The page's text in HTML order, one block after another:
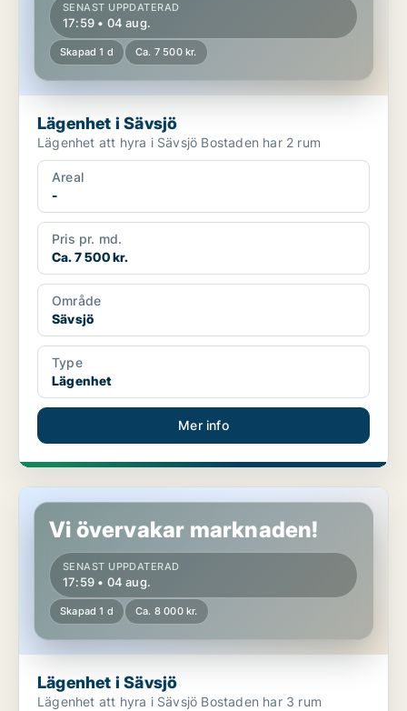
SENAST UPPDATERAD
17:59 • 04 aug.
Skapad 1 d Ca. 7 500 kr.
Lägenhet i Sävsjö
Lägenhet att hyra i Sävsjö Bostaden har 2 rum
Areal
-
Pris pr. md.
Ca. 7 500 kr.
Område
Sävsjö
Type
Lägenhet
Mer info
Lägenhet i Sävsjö
Vi övervakar marknaden!
SENAST UPPDATERAD
17:59 • 04 aug.
Skapad 1 d Ca. 8 000 kr.
Lägenhet i Sävsjö
Lägenhet att hyra i Sävsjö Bostaden har 3 rum